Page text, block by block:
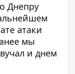
Днепру
атаки
мы
и днем